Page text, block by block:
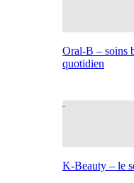
Oral-B – soins
quotidien
K-Beauty – le